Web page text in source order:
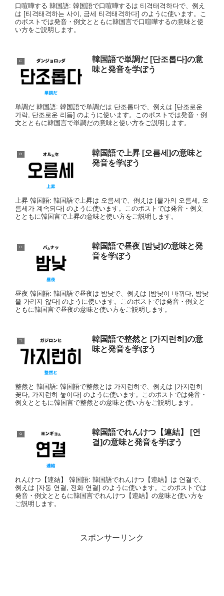
口喧嘩する 韓国語: 韓国語で口喧嘩するは 티격태격하다で、例え
は [티격태격하는 사이, 금세 티격태격하다] のように使います。こ
のポストでは発音・例文とともに韓国言で口喧嘩するの意味と使
い方をご説明します。
ㄷ
韓国語で単調だ [단조롭다]の意
味と発音を学ぼう
単調だ 韓国語: 韓国語で単調だは 단조롭다で、例えは [단조로운
가락, 단조로운 리듬] のように使います。このポストでは発音・例
文とともに韓国言で単調だの意味と使い方をご説明します。
ㅇ
韓国語で上昇 [오름세]の意味と
発音を学ぼう
上昇 韓国語: 韓国語で上昇は 오름세で、例えは [물가의 오름세, 오
름세가 계속되다] のように使います。このポストでは発音・例文
とともに韓国言で上昇の意味と使い方をご説明します。
ㅂ
韓国語で昼夜 [밤낮]の意味と発
音を学ぼう
昼夜 韓国語: 韓国語で昼夜は 밤낮で、例えは [밤낮이 바뀌다, 밤낮
을 가리지 않다] のように使います。このポストでは発音・例文と
ともに韓国言で昼夜の意味と使い方をご説明します。
ㄱ
韓国語で整然と [가지런히]の意
味と発音を学ぼう
整然と 韓国語: 韓国語で整然とは 가지런히で、例えは [가지런히
꽂다, 가지런히 놓이다] のように使います。このポストでは発音・
例文とともに韓国言で整然との意味と使い方をご説明します。
ㅇ
韓国語でれんけつ【連結】 [연
결]の意味と発音を学ぼう
れんけつ【連結】 韓国語: 韓国語でれんけつ【連結】は 연결で、
例えは [자동 연결, 전화 연결] のように使います。このポストでは
発音・例文とともに韓国言でれんけつ【連結】の意味と使い方を
ご説明します。
スポンサーリンク